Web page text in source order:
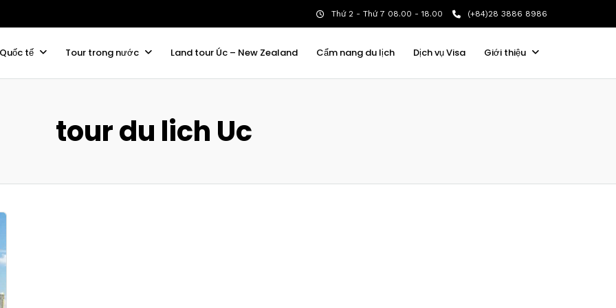
Thứ 2 - Thứ 7 08.00 - 18.00 (+84)28 3886 8986
tế Tour trong nước Land tour Úc – New Zealand Cẩm nang du lịch Dịch vụ Visa Giới thiệu
tour du lich Uc